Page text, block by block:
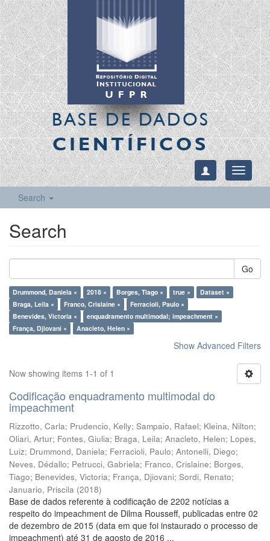
BASE DE DADOS
CIENTÍFICOS
Toggle
Search
Search
Go
Drummond, Daniela × 2018 × Borges, Tiago × true ×
Dataset ×
Braga, Leila ×
Franco, Crislaine ×
Ferracioli, Paulo ×
Benevides, Victoria ×
enquadramento multimodal; impeachment ×
França, Djiovani ×
Anacleto, Helen ×
Show Advanced Filters
Now showing items 1-1 of 1
Codificação enquadramento multimodal do
impeachment
Rizzotto, Carla; Prudencio, Kelly; Sampaio, Rafael; Kleina, Nilton;
Oliari, Artur; Fontes, Giulia; Braga, Leila; Anacleto, Helen; Lopes,
Luiz; Drummond, Daniela; Ferracioli, Paulo; Antonelli, Diego;
Neves, Dédallo; Petrucci, Gabriela; Franco, Crislaine; Borges,
Tiago; Benevides, Victoria; França, Djiovani; Sordi, Renato;
Januario, Priscila (2018)
Base de dados referente à codificação de 2202 notícias a
respeito do impeachment de Dilma Rousseff, publicadas entre 02
de dezembro de 2015 (data em que foi instaurado o processo de
impeachment) até 31 de agosto de 2016 ...